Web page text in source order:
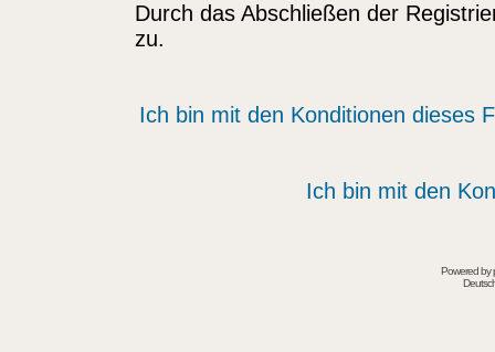
Durch das Abschließen der
zu.
Ich bin mit den Konditionen dieses
Ich bin mit den
Powered by